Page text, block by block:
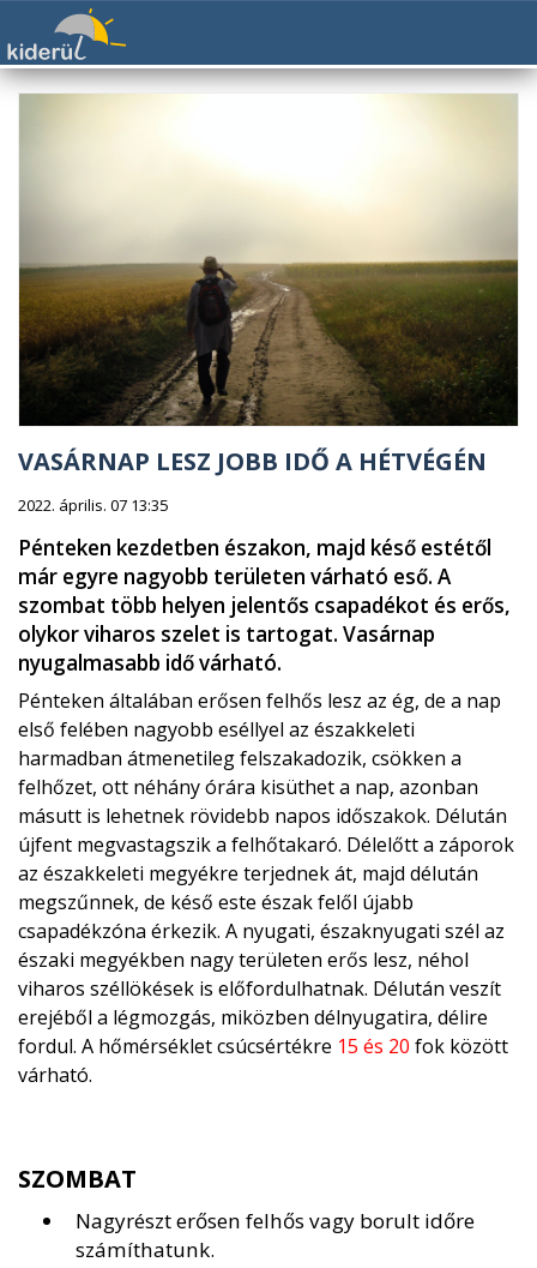
VASÁRNAP LESZ JOBB IDŐ A HÉTVÉGÉN
2022. április. 07 13:35
Pénteken kezdetben északon, majd késő estétől
már egyre nagyobb területen várható eső. A
szombat több helyen jelentős csapadékot és erős,
olykor viharos szelet is tartogat. Vasárnap
nyugalmasabb idő várható.
Pénteken általában erősen felhős lesz az ég, de a nap
első felében nagyobb eséllyel az északkeleti
harmadban átmenetileg felszakadozik, csökken a
felhőzet, ott néhány órára kisüthet a nap, azonban
másutt is lehetnek rövidebb napos időszakok. Délután
újfent megvastagszik a felhőtakaró. Délelőtt a záporok
az északkeleti megyékre terjednek át, majd délután
megszűnnek, de késő este észak felől újabb
csapadékzóna érkezik. A nyugati, északnyugati szél az
északi megyékben nagy területen erős lesz, néhol
viharos széllökések is előfordulhatnak. Délután veszít
erejéből a légmozgás, miközben délnyugatira, délire
fordul. A hőmérséklet csúcsértékre 15 és 20 fok között
várható.
SZOMBAT
Nagyrészt erősen felhős vagy borult időre
számíthatunk.